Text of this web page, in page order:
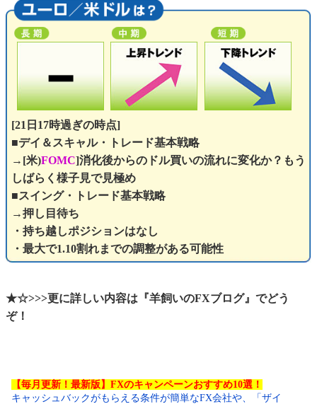
[21日17時過ぎの時点]
■デイ＆スキャル・トレード基本戦略
→[米)FOMC]消化後からのドル買いの流れに変化か？もう
しばらく様子見で見極め
■スイング・トレード基本戦略
→押し目待ち
・持ち越しポジションはなし
・最大で1.10割れまでの調整がある可能性
★☆>>>更に詳しい内容は『羊飼いのFXブログ』でどう
ぞ！
【毎月更新！最新版】FXのキャンペーンおすすめ10選！
キャッシュバックがもらえる条件が簡単なFX会社や、「ザイ